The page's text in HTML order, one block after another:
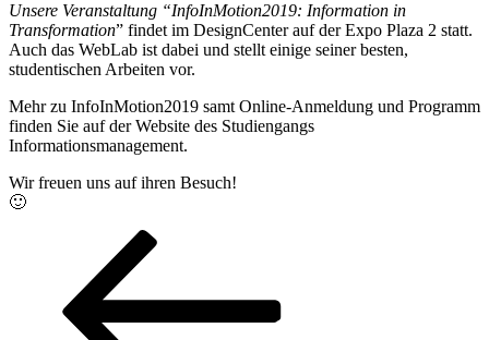
Unsere Veranstaltung “InfoInMotion2019: Information in
Transformation” findet im DesignCenter auf der Expo Plaza 2 statt.
Auch das WebLab ist dabei und stellt einige seiner besten,
studentischen Arbeiten vor.
Mehr zu InfoInMotion2019 samt Online-Anmeldung und Programm
finden Sie auf der Website des Studiengangs
Informationsmanagement.
Wir freuen uns auf ihren Besuch!
🙂
Seitennummerierung
Beiträge